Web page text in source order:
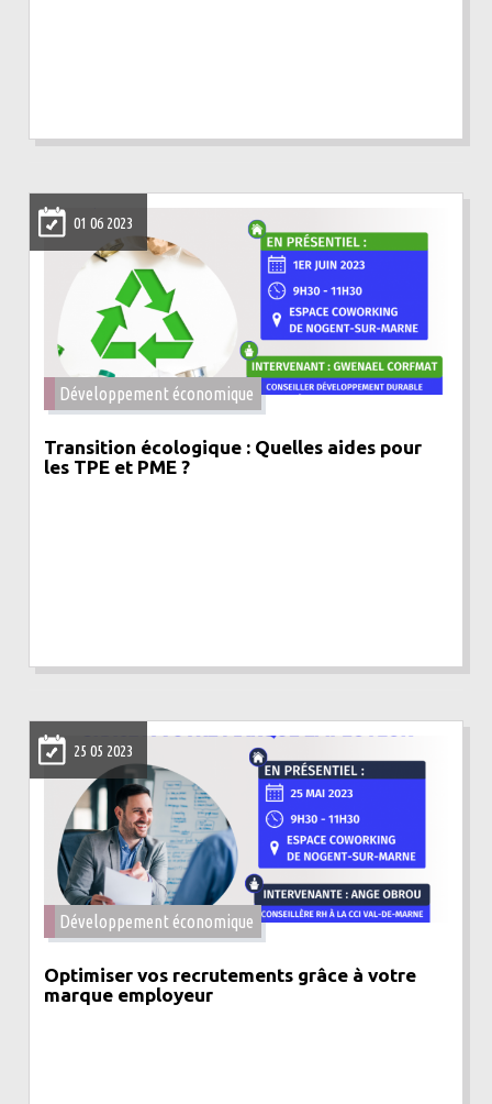
01 06 2023
Développement économique
Transition écologique : Quelles aides pour
les TPE et PME ?
25 05 2023
Développement économique
Optimiser vos recrutements grâce à votre
marque employeur